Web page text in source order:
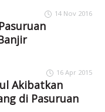
14 Nov 2016
16 Apr 2015
Akibatkan
di Pasuruan